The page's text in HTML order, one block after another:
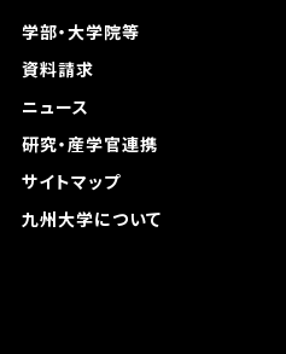
学部・大学院等
資料請求
ニュース
研究・産学官連携
サイトマップ
九州大学について